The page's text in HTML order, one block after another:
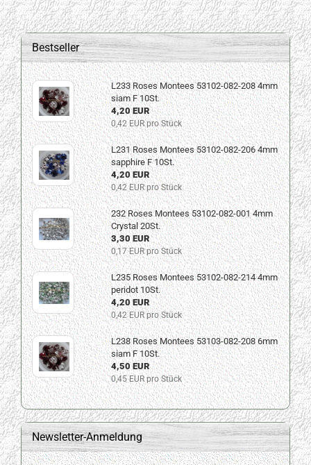
Bestseller
L233 Roses Montees 53102-082-208 4mm
siam F 10St.
4,20 EUR
0,42 EUR pro Stück
L231 Roses Montees 53102-082-206 4mm
sapphire F 10St.
4,20 EUR
0,42 EUR pro Stück
232 Roses Montees 53102-082-001 4mm
Crystal 20St.
3,30 EUR
0,17 EUR pro Stück
L235 Roses Montees 53102-082-214 4mm
peridot 10St.
4,20 EUR
0,42 EUR pro Stück
L238 Roses Montees 53103-082-208 6mm
siam F 10St.
4,50 EUR
0,45 EUR pro Stück
Newsletter-Anmeldung